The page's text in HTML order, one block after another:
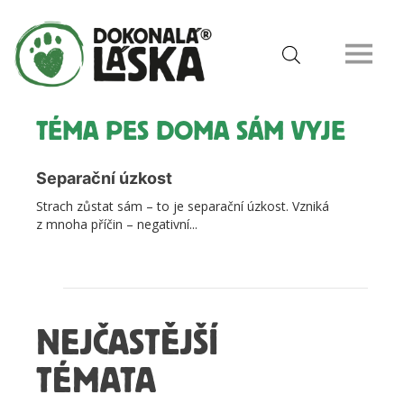
TÉMA PES DOMA SÁM VYJE
Separační úzkost
Strach zůstat sám – to je separační úzkost. Vzniká
z mnoha příčin – negativní...
NEJČASTĚJŠÍ
TÉMATA